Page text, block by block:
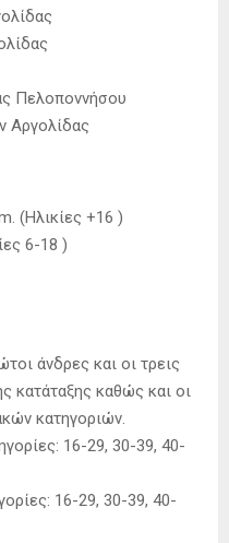
Πελοποννήσου
Αργολίδας
(Ηλικίες +16 )
6-18 )
άνδρες και οι τρεις
κατάταξης καθώς και οι
κατηγοριών.
16-29, 30-39, 40-
16-29, 30-39, 40-